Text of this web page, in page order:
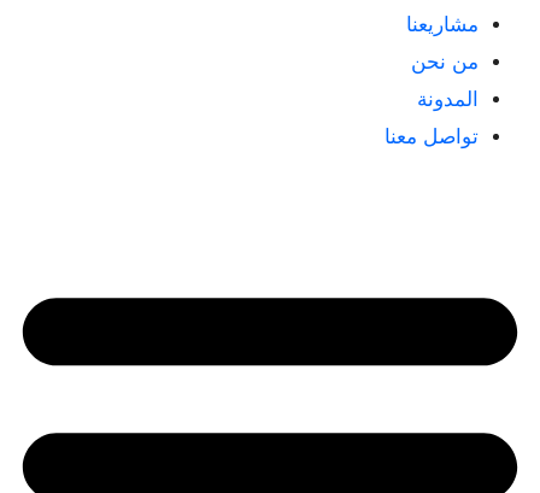
مشاريعنا
من نحن
المدونة
تواصل معنا